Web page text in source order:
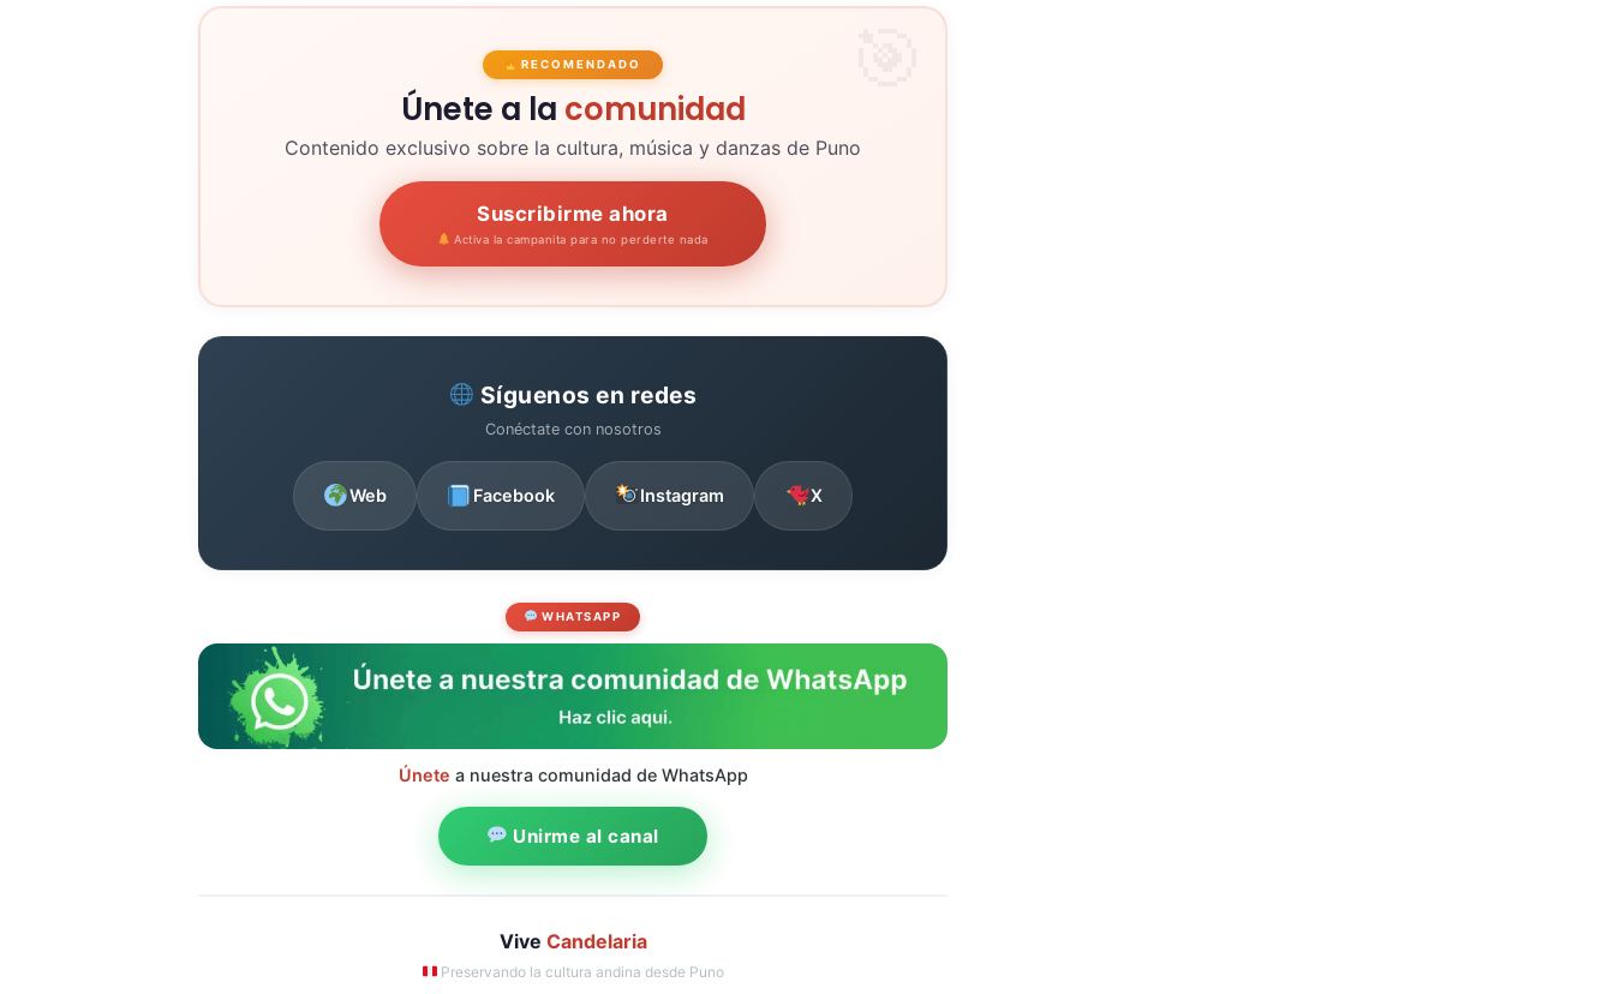
RECOMENDADO
Únete a la comunidad
Contenido exclusivo sobre la cultura, música y danzas de Puno
Suscribirme ahora
Activa la campanita para no perderte nada
Síguenos en redes
Conéctate con nosotros
Web Facebook Instagram X
WHATSAPP
Únete a nuestra comunidad de WhatsApp
Unirme al canal
Vive Candelaria
Preservando la cultura andina desde Puno